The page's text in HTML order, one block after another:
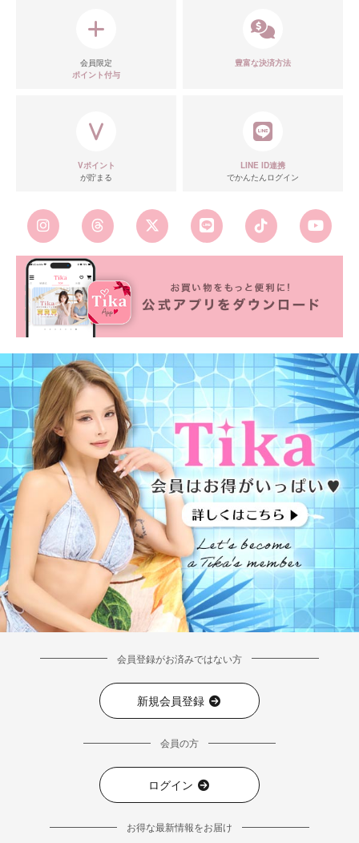
会員限定
ポイント付与
豊富な決済方法
Vポイント
が貯まる
LINE ID連携
でかんたんログイン
会員登録がお済みではない方
新規会員登録
会員の方
ログイン
お得な最新情報をお届け